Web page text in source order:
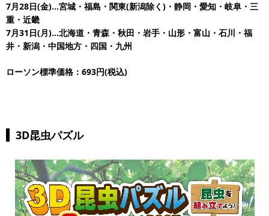
7月28日(金)…宮城・福島・関東(新潟除く)・静岡・愛知・岐阜・三
重・近畿
7月31日(月)…北海道・青森・秋田・岩手・山形・富山・石川・福
井・新潟・中国地方・四国・九州
ローソン標準価格：693円(税込)
3D昆虫パズル